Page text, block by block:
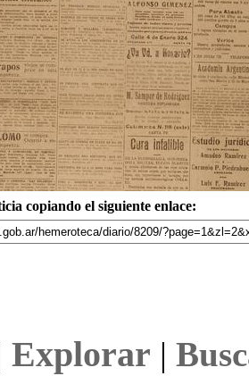
copiando el siguiente enlace:
Explorar |